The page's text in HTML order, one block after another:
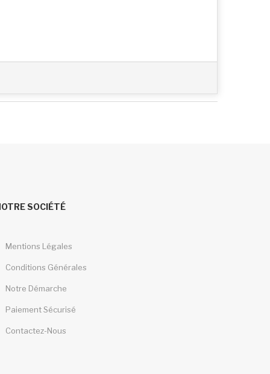
SOCIÉTÉ
Mentions Légales
Conditions Générales
Notre Démarche
Paiement Sécurisé
Contactez-Nous